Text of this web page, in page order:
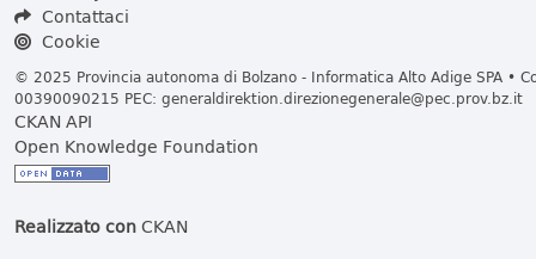
Contattaci
Cookie
© 2025 Provincia autonoma di Bolzano - Informatica Alto Adige SPA •
00390090215 PEC: generaldirektion.direzionegenerale@pec.prov.bz.it
CKAN API
Open Knowledge Foundation
Realizzato conCKAN